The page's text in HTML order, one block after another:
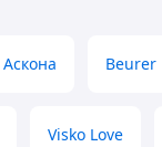
Аскона Beurer
Visko Love